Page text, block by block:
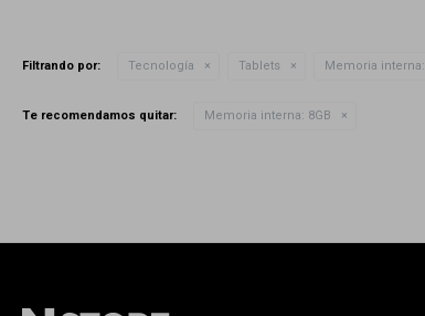
Filtrando por: Tecnología Tablets Memoria interna:
Te recomendamos quitar: Memoria interna: 8GB